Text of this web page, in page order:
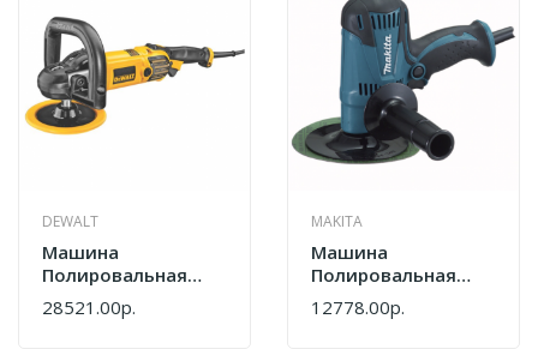
DEWALT
Машина
Полировальная
DeWalt DWP849X
28521.00р.
MAKITA
Машина
Полировальная
Makita GV5010
12778.00р.